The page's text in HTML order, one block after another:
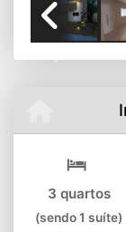
3 quartos
(sendo 1 suíte)